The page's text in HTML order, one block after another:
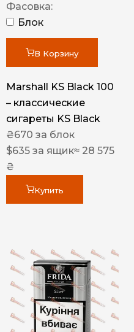
Фасовка:
Блок
В Корзину
Marshall KS Black 100
– классические
сигареты KS Black
₴670 за блок
$635 за ящик≈ 28 575
₴
Купить